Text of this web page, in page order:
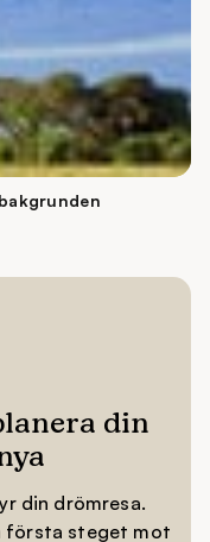
rekommenderar
få en helhetsbild
din
din drömresa.
första steget mot